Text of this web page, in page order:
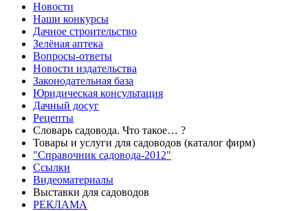
Новости
Наши конкурсы
Дачное строительство
Зелёная аптека
Вопросы-ответы
Новости издательства
Законодательная база
Юридическая консультация
Дачный досуг
Рецепты
Словарь садовода. Что такое… ?
Товары и услуги для садоводов (каталог фирм)
"Справочник садовода-2012"
Ссылки
Видеоматериалы
Выставки для садоводов
РЕКЛАМА